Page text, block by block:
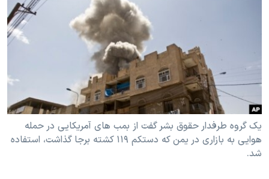
علم و فناوری
اسرائیل در جنگ
گالری عکس
آرشیو پخش زنده
انتخابات ریاست جمهوری آمریکا ۲۰۲۴
حمله جمهوری اسلامی به اسرائیل
رمز مهسا
ورزش زنان در ایران
اعتراضات زن، زندگی، آزادی
مجموعه مستندهای دادخواهی
زبانهای مختلف
یک گروه طرفدار حقوق بشر گفت از بمب های آمریکایی در حمله
هوایی به بازاری در یمن که دستکم ۱۱۹ کشته برجا گذاشت، استفاده
شد.